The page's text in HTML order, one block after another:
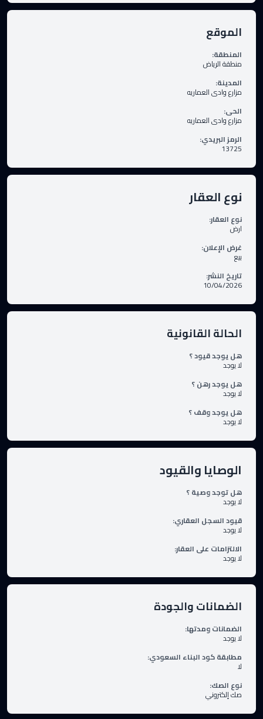
الموقع
المنطقة:
منطقة الرياض
المدينة:
مزارع وادى العماريه
الحى:
مزارع وادى العماريه
الرمز البريدي:
13725
نوع العقار
نوع العقار:
ارض
غرض الإعلان:
بيع
تاريخ النشر:
10/04/2026
الحالة القانونية
هل يوجد قيود ؟
لا يوجد
هل يوجد رهن ؟
لا يوجد
هل يوجد وقف ؟
لا يوجد
الوصايا والقيود
هل توجد وصية ؟
لا يوجد
قيود السجل العقاري:
لا يوجد
الالتزامات على العقار:
لا يوجد
الضمانات والجودة
الضمانات ومدتها:
لا يوجد
مطابقة كود البناء السعودي:
لا
نوع الصك:
صك إلكتروني